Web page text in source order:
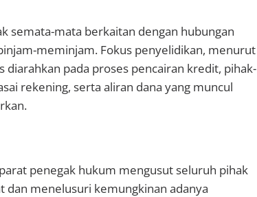
semata-mata berkaitan dengan hubungan
meminjam. Fokus penyelidikan, menurut
diarahkan pada proses pencairan kredit, pihak-
rekening, serta aliran dana yang muncul
penegak hukum mengusut seluruh pihak
dan menelusuri kemungkinan adanya